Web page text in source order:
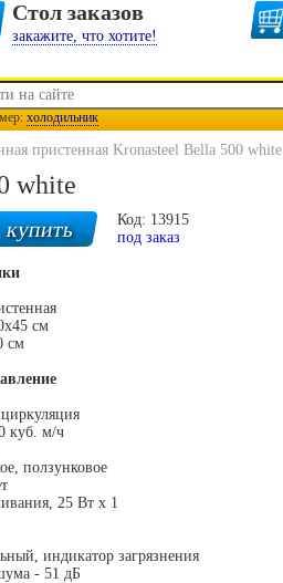
Стол заказов
закажите, что хотите!
холодильник
пристенная Kronasteel Bella 500 white
white
Код: 13915
под заказ
см
см
куб. м/ч
ползунковое
25 Вт х 1
индикатор загрязнения
- 51 дБ